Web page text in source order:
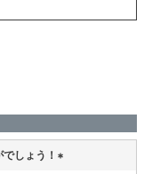
しょう！